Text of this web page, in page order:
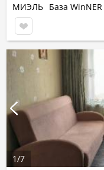
МИЭЛЬ База WinNER
1/7